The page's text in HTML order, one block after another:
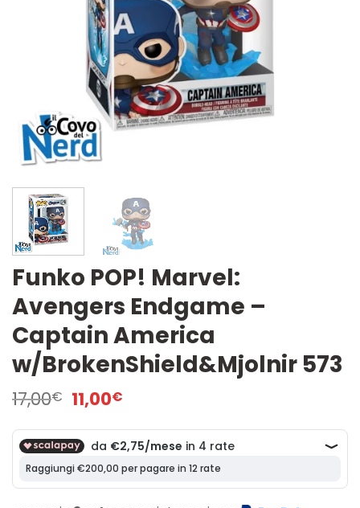
Funko POP! Marvel:
Avengers Endgame –
Captain America
w/BrokenShield&Mjolnir 573
17,00€ Il
prezzo
originale
era:
17,00€.
11,00€
attuale
è:
11,00€.